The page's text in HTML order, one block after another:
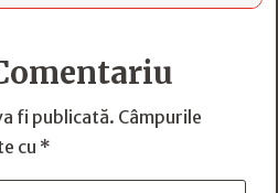
fi publicată. Câmpurile
cu *